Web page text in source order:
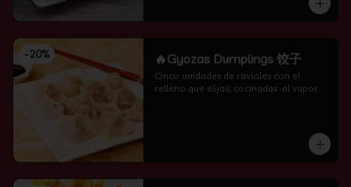
-20% 🔥Gyozas Dumplings 饺子
Cinco unidades de ravioles con el
relleno que elijas, cocinadas  al vapor.